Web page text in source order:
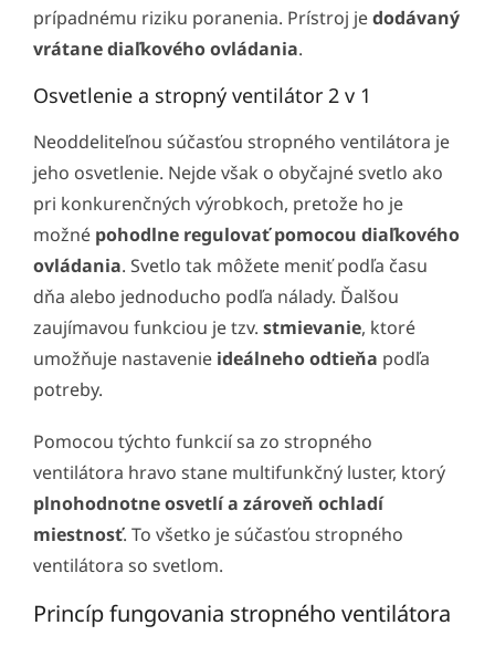
prípadnému riziku poranenia. Prístroj jedodávaný
vrátane diaľkového ovládania.
Osvetlenie a stropný ventilátor 2 v 1
Neoddeliteľnou súčasťou stropného ventilátora je
jeho osvetlenie. Nejde však o obyčajné svetlo ako
pri konkurenčných výrobkoch, pretože ho je
možné pohodlne regulovať pomocou diaľkového
ovládania. Svetlo tak môžete meniť podľa času
dňa alebo jednoducho podľa nálady. Ďalšou
zaujímavou funkciou je tzv. stmievanie, ktoré
umožňuje nastavenie ideálneho odtieňa podľa
potreby.
Pomocou týchto funkcií sa zo stropného
ventilátora hravo stane multifunkčný luster, ktorý
plnohodnotne osvetlí a zároveň ochladí
miestnosť. To všetko je súčasťou stropného
ventilátora so svetlom.
Princíp fungovania stropného ventilátora